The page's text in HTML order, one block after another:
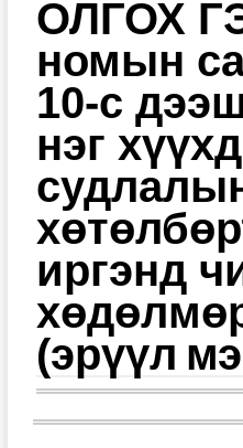
ОЛГОХ
номын
10-с
нэг
иргэнд
(эрүүл